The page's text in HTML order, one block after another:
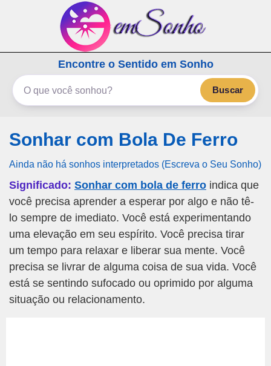
emSonho.com
Os sonhos significam mais
Encontre o Sentido em Sonho
Buscar
Sonhar com Bola De Ferro
Ainda não há sonhos interpretados (Escreva o Seu Sonho)
Significado: Sonhar com bola de ferro indica que
você precisa aprender a esperar por algo e não tê-
lo sempre de imediato. Você está experimentando
uma elevação em seu espírito. Você precisa tirar
um tempo para relaxar e liberar sua mente. Você
precisa se livrar de alguma coisa de sua vida. Você
está se sentindo sufocado ou oprimido por alguma
situação ou relacionamento.